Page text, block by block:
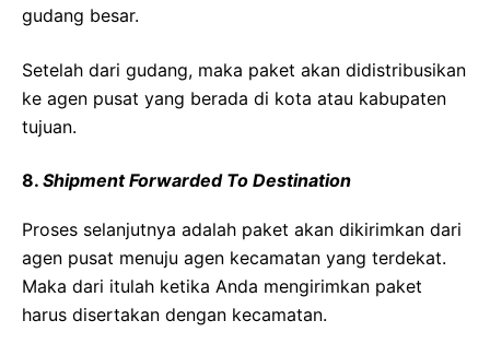
gudang besar.
Setelah dari gudang, maka paket akan didistribusikan
ke agen pusat yang berada di kota atau kabupaten
tujuan.
8. Shipment Forwarded To Destination
Proses selanjutnya adalah paket akan dikirimkan dari
agen pusat menuju agen kecamatan yang terdekat.
Maka dari itulah ketika Anda mengirimkan paket
harus disertakan dengan kecamatan.